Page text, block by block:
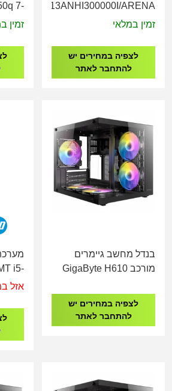
RNUC13ANHI300000I/ARENA
CANYON Tall I3-1315U
זמין במלאי
לצפיה במחירים יש
להתחבר לאתר
7-
3Y
זמין
בנדל מחשב גיימרים
מורכב GigaByte H610
500GB NVME RTX
5060 8GB
לצפיה במחירים יש
להתחבר לאתר
i5-
אזל